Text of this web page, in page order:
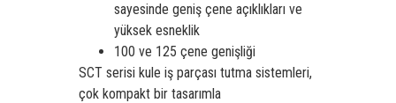
sayesinde geniş çene açıklıkları ve
yüksek esneklik
100 ve 125 çene genişliği
SCT serisi kule iş parçası tutma sistemleri,
çok kompakt bir tasarımla